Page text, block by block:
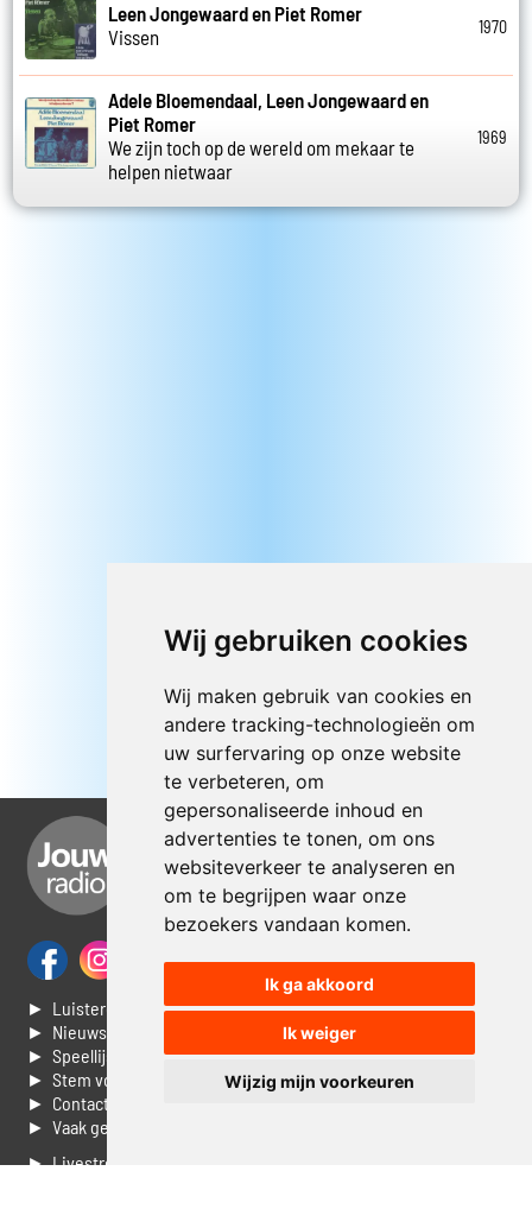
Wij gebruiken cookies
Wij maken gebruik van cookies en
andere tracking-technologieën om
uw surfervaring op onze website
te verbeteren, om
gepersonaliseerde inhoud en
advertenties te tonen, om ons
websiteverkeer te analyseren en
om te begrijpen waar onze
bezoekers vandaan komen.
Ik ga akkoord
Ik weiger
Wijzig mijn voorkeuren
Leen Jongewaard en Piet Romer
Vissen
1970
Adele Bloemendaal, Leen Jongewaard en
Piet Romer
We zijn toch op de wereld om mekaar te
helpen nietwaar
1969
► Luisteren naar Jouwradio
► Nieuws
► Speellijst
► Stem voor de Dag top 3
► Contacteer ons
► Vaak gestelde vragen
► Livestream informatie